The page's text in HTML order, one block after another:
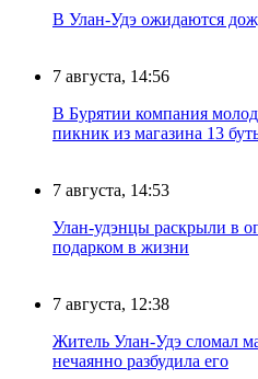
В Улан-Удэ ожидаются
7 августа, 14:56
В Бурятии компания
пикник из магазина 13
7 августа, 14:53
Улан-удэнцы раскрыли в
подарком в жизни
7 августа, 12:38
Житель Улан-Удэ сломал
нечаянно разбудила его